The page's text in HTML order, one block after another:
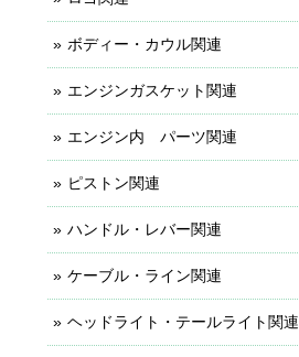
ボディー・カウル関連
エンジンガスケット関連
エンジン内 パーツ関連
ピストン関連
ハンドル・レバー関連
ケーブル・ライン関連
ヘッドライト・テールライト関連